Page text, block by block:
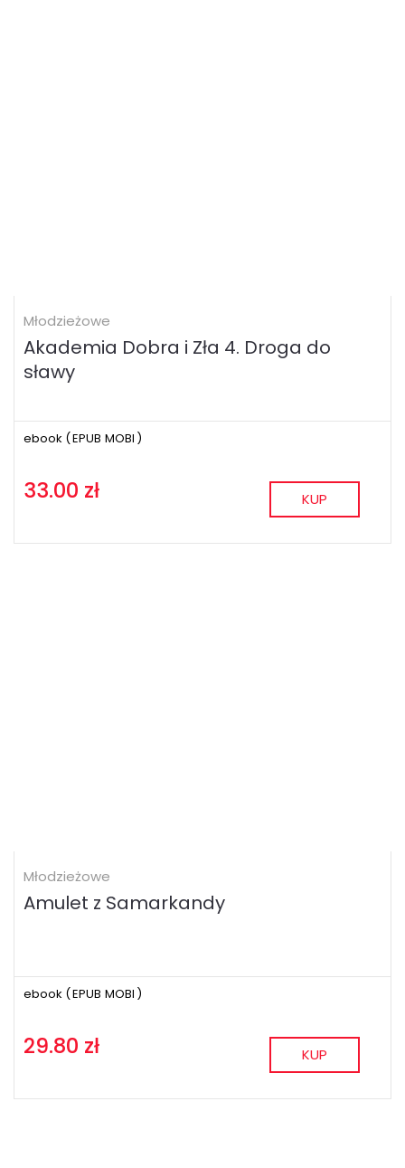
Młodzieżowe
Akademia Dobra i Zła 4. Droga do
sławy
ebook (EPUB MOBI )
33.00 zł KUP
Młodzieżowe
Amulet z Samarkandy
ebook (EPUB MOBI )
29.80 zł KUP